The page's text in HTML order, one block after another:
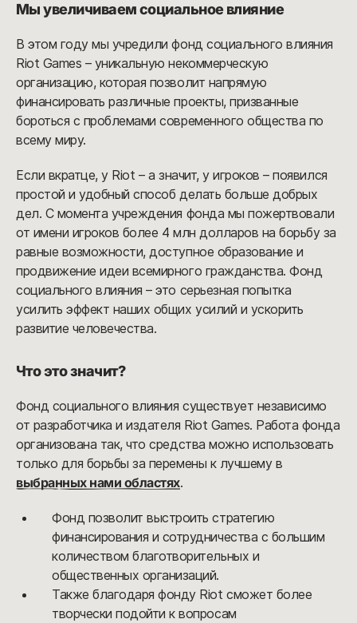
Мы увеличиваем социальное влияние
В этом году мы учредили фонд социального влияния
Riot Games – уникальную некоммерческую
организацию, которая позволит напрямую
финансировать различные проекты, призванные
бороться с проблемами современного общества по
всему миру.
Если вкратце, у Riot – а значит, у игроков – появился
простой и удобный способ делать больше добрых
дел. С момента учреждения фонда мы пожертвовали
от имени игроков более 4 млн долларов на борьбу за
равные возможности, доступное образование и
продвижение идеи всемирного гражданства. Фонд
социального влияния – это серьезная попытка
усилить эффект наших общих усилий и ускорить
развитие человечества.
Что это значит?
Фонд социального влияния существует независимо
от разработчика и издателя Riot Games. Работа фонда
организована так, что средства можно использовать
только для борьбы за перемены к лучшему в
выбранных нами областях.
Фонд позволит выстроить стратегию
финансирования и сотрудничества с большим
количеством благотворительных и
общественных организаций.
Также благодаря фонду Riot сможет более
творчески подойти к вопросам